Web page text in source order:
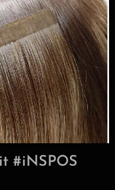
#iNSPOS